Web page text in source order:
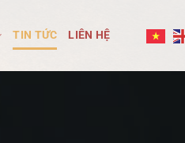
TIN TỨC LIÊN HỆ